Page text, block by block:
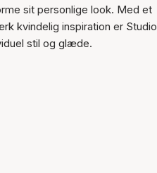
sit personlige look. Med et
kvindelig inspiration er Studio
stil og glæde.